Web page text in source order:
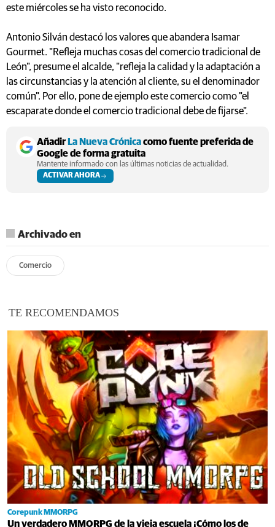
este miércoles se ha visto reconocido.
Antonio Silván destacó los valores que abandera Isamar
Gourmet. "Refleja muchas cosas del comercio tradicional de
León", presume el alcalde, "refleja la calidad y la adaptación a
las circunstancias y la atención al cliente, su el denominador
común". Por ello, pone de ejemplo este comercio como "el
escaparate donde el comercio tradicional debe de fijarse".
Añadir La Nueva Crónicacomo fuente preferida de
Google de forma gratuita
Mantente informado con las últimas noticias de actualidad.
ACTIVAR AHORA
Archivado en
Comercio
TE RECOMENDAMOS
Corepunk MMORPG
Un verdadero MMORPG de la vieja escuela ¡Cómo los de